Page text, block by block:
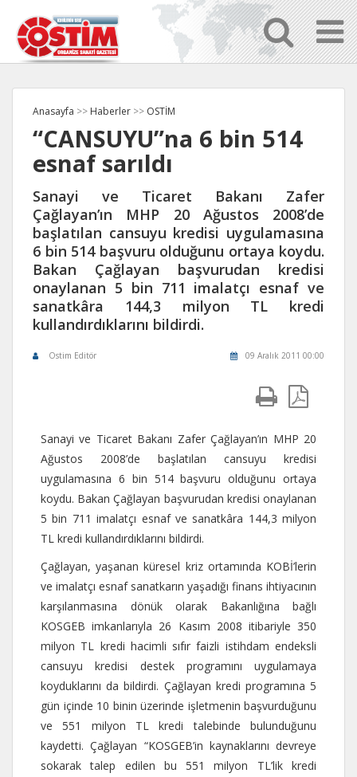
Anasayfa >> Haberler >> OSTİM
“CANSUYU”na 6 bin 514
esnaf sarıldı
Sanayi ve Ticaret Bakanı Zafer
Çağlayan’ın MHP 20 Ağustos 2008’de
başlatılan cansuyu kredisi uygulamasına
6 bin 514 başvuru olduğunu ortaya koydu.
Bakan Çağlayan başvurudan kredisi
onaylanan 5 bin 711 imalatçı esnaf ve
sanatkâra 144,3 milyon TL kredi
kullandırdıklarını bildirdi.
Ostim Editör 09 Aralık 2011 00:00
Sanayi ve Ticaret Bakanı Zafer Çağlayan’ın MHP 20
Ağustos 2008’de başlatılan cansuyu kredisi
uygulamasına 6 bin 514 başvuru olduğunu ortaya
koydu. Bakan Çağlayan başvurudan kredisi onaylanan
5 bin 711 imalatçı esnaf ve sanatkâra 144,3 milyon
TL kredi kullandırdıklarını bildirdi.
Çağlayan, yaşanan küresel kriz ortamında KOBİ’lerin
ve imalatçı esnaf sanatkarın yaşadığı finans ihtiyacının
karşılanmasına dönük olarak Bakanlığına bağlı
KOSGEB imkanlarıyla 26 Kasım 2008 itibariyle 350
milyon TL kredi hacimli sıfır faizli istihdam endeksli
cansuyu kredisi destek programını uygulamaya
koyduklarını da bildirdi. Çağlayan kredi programına 5
gün içinde 10 binin üzerinde işletmenin başvurduğunu
ve 551 milyon TL kredi talebinde bulunduğunu
kaydetti. Çağlayan “KOSGEB’in kaynaklarını devreye
sokarak talep edilen bu 551 milyon TL’lik kredi